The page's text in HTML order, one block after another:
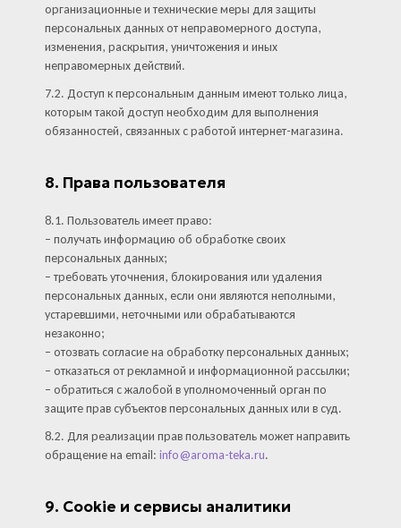
организационные и технические меры для защиты
персональных данных от неправомерного доступа,
изменения, раскрытия, уничтожения и иных
неправомерных действий.
7.2. Доступ к персональным данным имеют только лица,
которым такой доступ необходим для выполнения
обязанностей, связанных с работой интернет-магазина.
8. Права пользователя
8.1. Пользователь имеет право:
– получать информацию об обработке своих
персональных данных;
– требовать уточнения, блокирования или удаления
персональных данных, если они являются неполными,
устаревшими, неточными или обрабатываются
незаконно;
– отозвать согласие на обработку персональных данных;
– отказаться от рекламной и информационной рассылки;
– обратиться с жалобой в уполномоченный орган по
защите прав субъектов персональных данных или в суд.
8.2. Для реализации прав пользователь может направить
обращение на email: info@aroma-teka.ru.
9. Cookie и сервисы аналитики